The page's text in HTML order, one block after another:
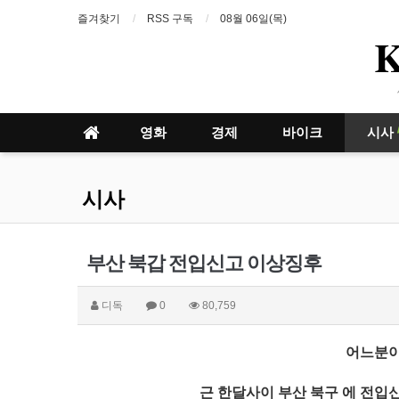
즐겨찾기 RSS 구독 08월 06일(목)
영화 경제 바이크 시사
시사
부산 북갑 전입신고 이상징후
디독 0 80,759
어느분
근 한달사이 부산 북구 에 전입